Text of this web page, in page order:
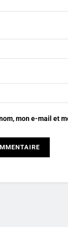
mon e-mail et